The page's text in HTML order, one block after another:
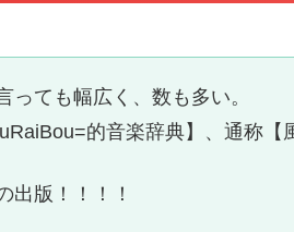
っても幅広く、数も多い。
的音楽辞典】、通称【
出版！！！！